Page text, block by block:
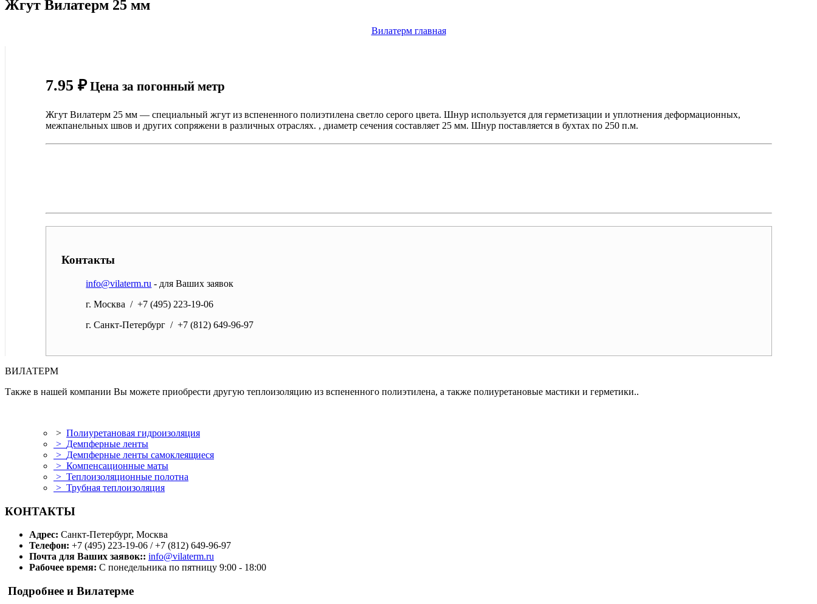
Жгут Вилатерм 25 мм
Вилатерм главная
7.95₽Цена за погонный метр
Жгут Вилатерм 25 мм — специальный жгут из вспененного полиэтилена светло серого цвета. Шнур используется для герметизации и уплотнения деформационных,
межпанельных швов и других сопряжени в различных отраслях. , диаметр сечения составляет 25 мм. Шнур поставляется в бухтах по 250 п.м.
Контакты
info@vilaterm.ru - для Ваших заявок
г. Москва / +7 (495) 223-19-06
г. Санкт-Петербург / +7 (812) 649-96-97
ВИЛАТЕРМ
Также в нашей компании Вы можете приобрести другую теплоизоляцию из вспененного полиэтилена, а также полиуретановые мастики и герметики..
> Полиуретановая гидроизоляция
> Демпферные ленты
> Демпферные ленты самоклеящиеся
> Компенсационные маты
> Теплоизоляционные полотна
> Трубная теплоизоляция
КОНТАКТЫ
Адрес: Санкт-Петербург, Москва
Телефон: +7 (495) 223-19-06 / +7 (812) 649-96-97
Почта для Ваших заявок:: info@vilaterm.ru
Рабочее время: С понедельника по пятницу 9:00 - 18:00
Подробнее и Вилатерме